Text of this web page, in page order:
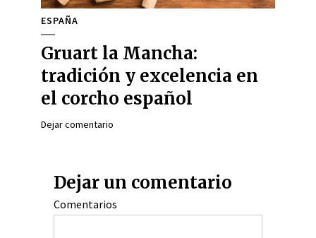
ESPAÑA
Gruart la Mancha:
tradición y excelencia en
el corcho español
Dejar comentario
Dejar un comentario
Comentarios